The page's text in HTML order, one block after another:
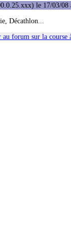
le 17/03/08
Décathlon...
au forum sur la course